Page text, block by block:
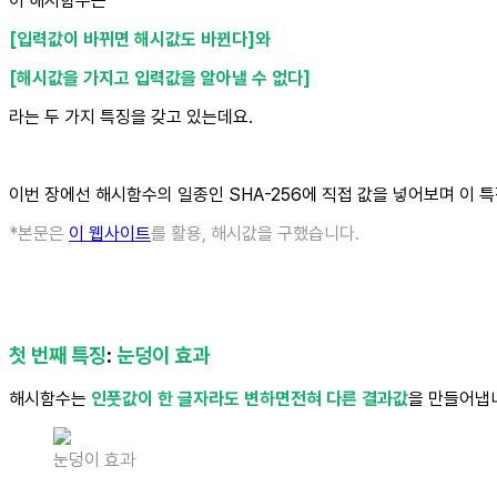
[입력값이 바뀌면 해시값도 바뀐다]와
[해시값을 가지고 입력값을 알아낼 수 없다]
라는 두 가지 특징을 갖고 있는데요.
이번 장에선 해시함수의 일종인 SHA-256에 직접 값을 넣어보며 이
*본문은 이 웹사이트를 활용, 해시값을 구했습니다.
첫 번째 특징: 눈덩이 효과
해시함수는 인풋값이 한 글자라도 변하면전혀 다른 결과값을 만들어냅
눈덩이 효과